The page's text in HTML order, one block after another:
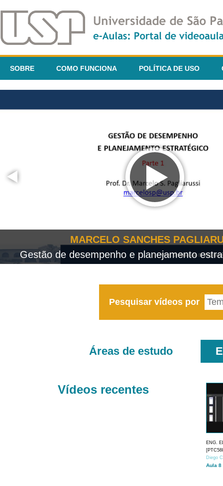
SOBRE COMO FUNCIONA POLÍTICA DE USO
MARCELO SANCHES
Gestão de desempenho e planejamento
Pesquisar vídeos por
Áreas de estudo
Vídeos recentes
ENG.
Diego
Aula 8